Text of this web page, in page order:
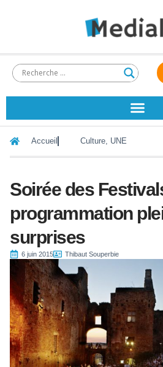
Accueil Culture, UNE
Soirée des
programmation
surprises
6 juin 2015 Thibaut Souperbie